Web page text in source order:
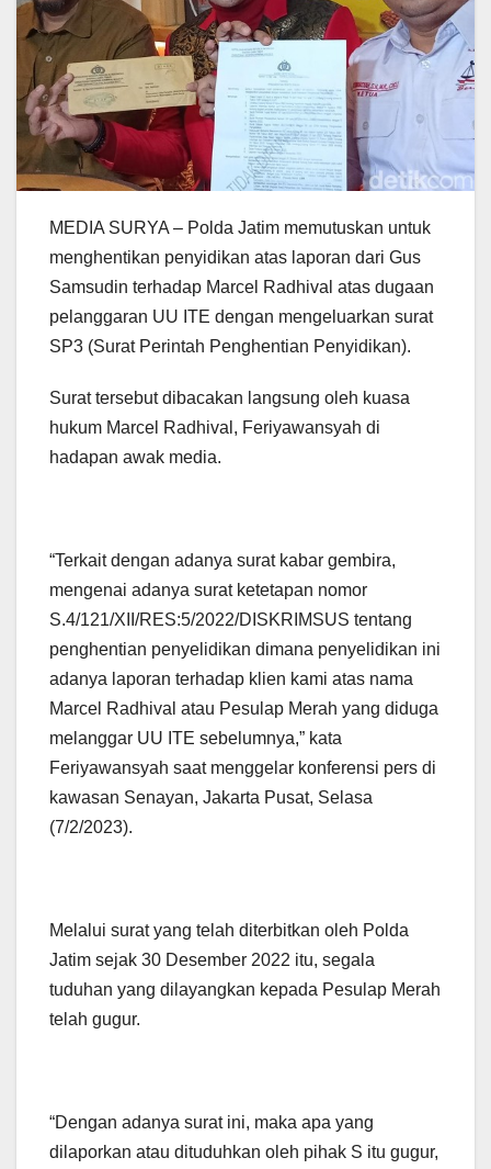
MEDIA SURYA – Polda Jatim memutuskan untuk
menghentikan penyidikan atas laporan dari Gus
Samsudin terhadap Marcel Radhival atas dugaan
pelanggaran UU ITE dengan mengeluarkan surat
SP3 (Surat Perintah Penghentian Penyidikan).
Surat tersebut dibacakan langsung oleh kuasa
hukum Marcel Radhival, Feriyawansyah di
hadapan awak media.
“Terkait dengan adanya surat kabar gembira,
mengenai adanya surat ketetapan nomor
S.4/121/XII/RES:5/2022/DISKRIMSUS tentang
penghentian penyelidikan dimana penyelidikan ini
adanya laporan terhadap klien kami atas nama
Marcel Radhival atau Pesulap Merah yang diduga
melanggar UU ITE sebelumnya,” kata
Feriyawansyah saat menggelar konferensi pers di
kawasan Senayan, Jakarta Pusat, Selasa
(7/2/2023).
Melalui surat yang telah diterbitkan oleh Polda
Jatim sejak 30 Desember 2022 itu, segala
tuduhan yang dilayangkan kepada Pesulap Merah
telah gugur.
“Dengan adanya surat ini, maka apa yang
dilaporkan atau dituduhkan oleh pihak S itu gugur,